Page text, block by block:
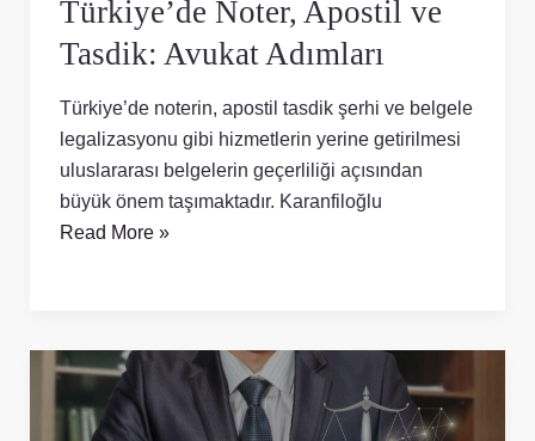
Türkiye’de Noter, Apostil ve
Tasdik: Avukat Adımları
Türkiye’de noterin, apostil tasdik şerhi ve belgele
legalizasyonu gibi hizmetlerin yerine getirilmesi
uluslararası belgelerin geçerliliği açısından
büyük önem taşımaktadır. Karanfiloğlu
Read More »
Alan
Telif